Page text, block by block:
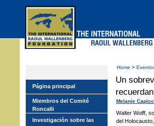
Home >
Un
Melanie
Walter Wolff,
del
Página principal
Miembros del Comité
Roncalli
Investigación sobre las